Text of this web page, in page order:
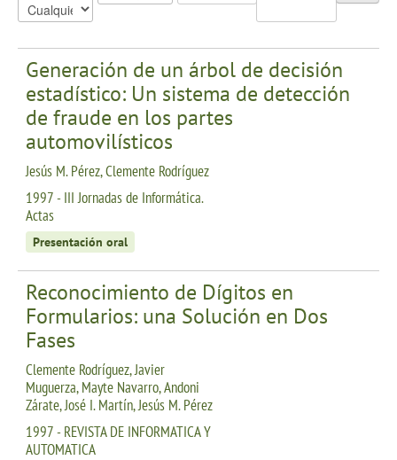
Generación de un árbol de decisión
estadístico: Un sistema de detección
de fraude en los partes
automovilísticos
Jesús M. Pérez, Clemente Rodríguez
1997 - III Jornadas de Informática.
Actas
Presentación oral
Reconocimiento de Dígitos en
Formularios: una Solución en Dos
Fases
Clemente Rodríguez, Javier
Muguerza, Mayte Navarro, Andoni
Zárate, José I. Martín, Jesús M. Pérez
1997 - REVISTA DE INFORMATICA Y
AUTOMATICA